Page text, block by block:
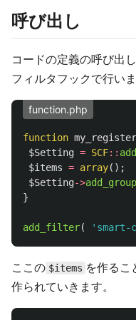
呼び出し
コードの定義の呼び出
フィルタフックで行い
function.php
function
$Setting = SCF::
$items = array();
$Setting->add_group
}
add_filter(
ここの $items を作るこ
作られていきます。